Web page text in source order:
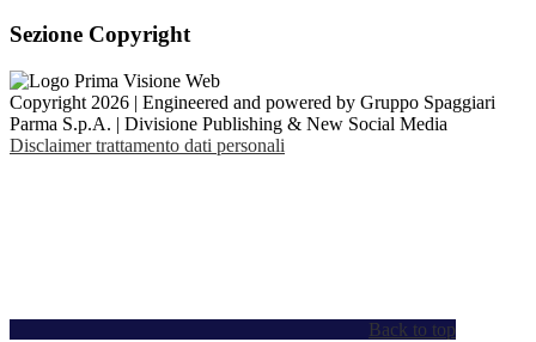
Sezione Copyright
Copyright 2026 | Engineered and powered by Gruppo Spaggiari
Parma S.p.A. | Divisione Publishing & New Social Media
Disclaimer trattamento dati personali
Back to top